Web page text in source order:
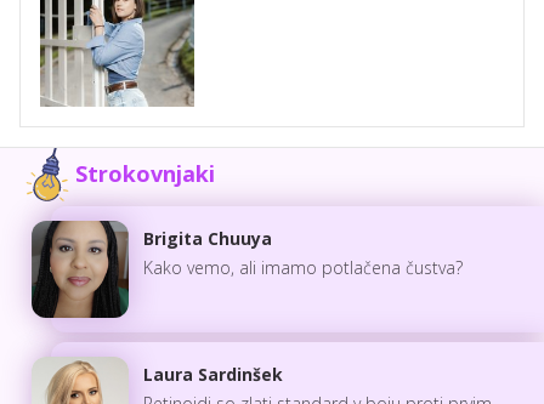
Strokovnjaki
Brigita Chuuya
Kako vemo, ali imamo potlačena čustva?
Laura Sardinšek